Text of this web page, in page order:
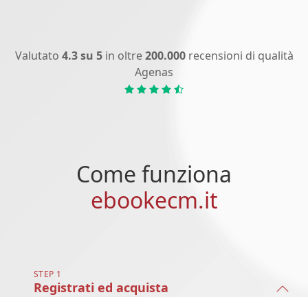
Valutato 4.3 su 5in oltre200.000recensioni di qualità
Agenas
Come funziona
ebookecm.it
STEP 1
Registrati ed acquista